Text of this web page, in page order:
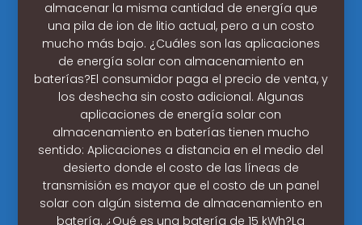
almacenar la misma cantidad de energía que
una pila de ion de litio actual, pero a un costo
mucho más bajo. ¿Cuáles son las aplicaciones
de energía solar con almacenamiento en
baterías?El consumidor paga el precio de venta, y
los deshecha sin costo adicional. Algunas
aplicaciones de energía solar con
almacenamiento en baterías tienen mucho
sentido: Aplicaciones a distancia en el medio del
desierto donde el costo de las líneas de
transmisión es mayor que el costo de un panel
solar con algún sistema de almacenamiento en
batería. ¿Qué es una batería de 15 kWh?La